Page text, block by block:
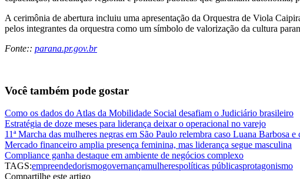
A cerimônia de abertura incluiu uma apresentação da Orquestra de Viola
pelos integrantes da orquestra como um símbolo de valorização da cultura
Fonte:: parana.pr.gov.br
Você também pode gostar
Como os dados do Atlas da Mobilidade Social desafiam o Judiciário brasileiro
Estratégia de doze meses para liderança deixar o operacional no varejo
11ª Marcha das mulheres negras em São Paulo relembra caso Luana Barbosa e
Mercado financeiro amplia presença feminina, mas liderança segue masculina
Compliance ganha destaque em ambiente de negócios complexo
TAGS:empreendedorismogovernançamulherespolíticas públicasprotagonismo
Compartilhe este artigo